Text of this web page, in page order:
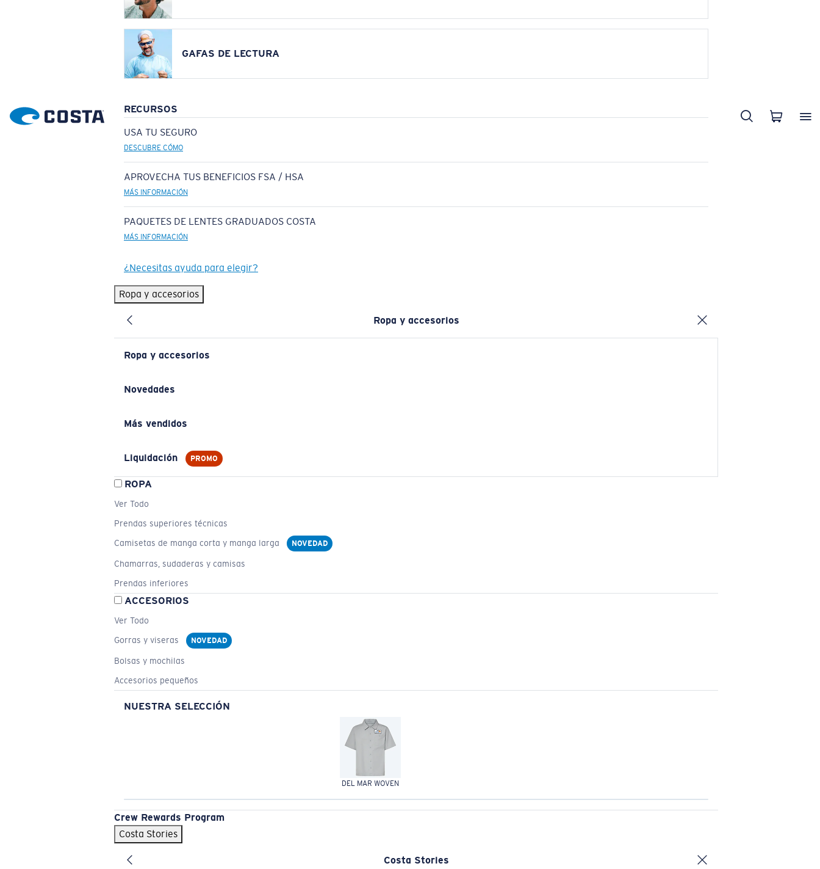
GAFAS DE LECTURA
RECURSOS
USA TU SEGURO
DESCUBRE CÓMO
APROVECHA TUS BENEFICIOS FSA / HSA
MÁS INFORMACIÓN
PAQUETES DE LENTES GRADUADOS COSTA
MÁS INFORMACIÓN
¿Necesitas ayuda para elegir?
Ropa y accesorios
Ropa y accesorios
Ropa y accesorios
Novedades
Más vendidos
Liquidación PROMO
ROPA
Ver Todo
Prendas superiores técnicas
Camisetas de manga corta y manga larga
NOVEDAD
Chamarras, sudaderas y camisas
Prendas inferiores
ACCESORIOS
Ver Todo
Gorras y viseras
NOVEDAD
Bolsas y mochilas
Accesorios pequeños
NUESTRA SELECCIÓN
DEL MAR WOVEN
Crew Rewards Program
Costa Stories
Costa Stories